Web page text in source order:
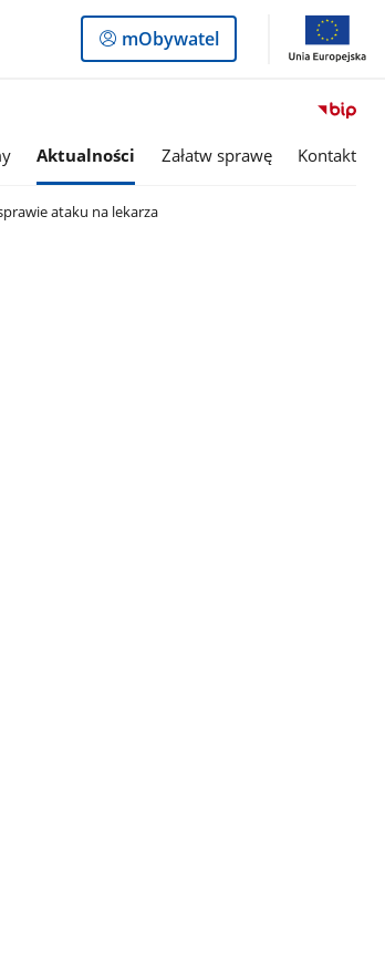
Logowanie
do
mObywatel
Aktualności Załatw sprawę Kontakt
ataku na lekarza